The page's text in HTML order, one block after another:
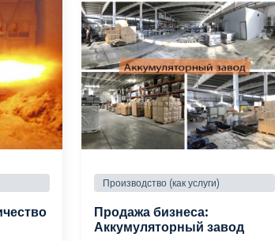
Производство (как услуги)
Продажа бизнеса:
Аккумуляторный завод